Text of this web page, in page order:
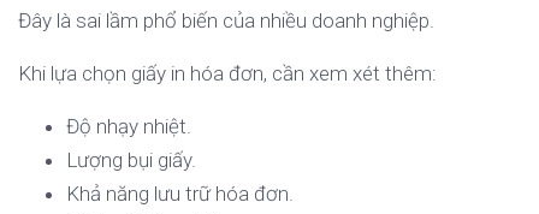
Đây là sai lầm phổ biến của nhiều doanh nghiệp.
Khi lựa chọn giấy in hóa đơn, cần xem xét thêm:
Độ nhạy nhiệt.
Lượng bụi giấy.
Khả năng lưu trữ hóa đơn.